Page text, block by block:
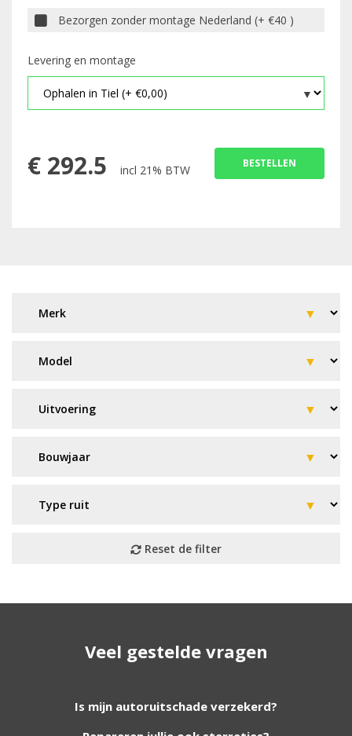
Bezorgen zonder montage Nederland (+ €40 )
Levering en montage
€ 292.5 incl 21% BTW BESTELLEN
verder!
Wij zijn continu bezig met het toevoegen van
Veel gestelde vragen
Is mijn autoruitschade verzekerd?